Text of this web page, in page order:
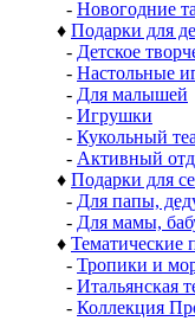
- Новогодние
♦ Подарки для
- Детское
- Настольные
- Для малышей
- Игрушки
- Кукольный
- Активный
♦ Подарки для
- Для папы,
- Для мамы,
♦ Тематические
- Тропики и
- Итальянская
- Коллекция